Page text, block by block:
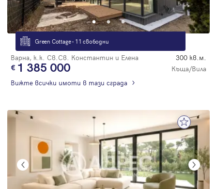
Green Cottage - 11 свободни
Варна, к.к. Св.Св. Константин и Елена 300 кв.м.
1 385 000
Къща/Вила
Вижте всички имоти в тази сграда
Парола
Регистрация